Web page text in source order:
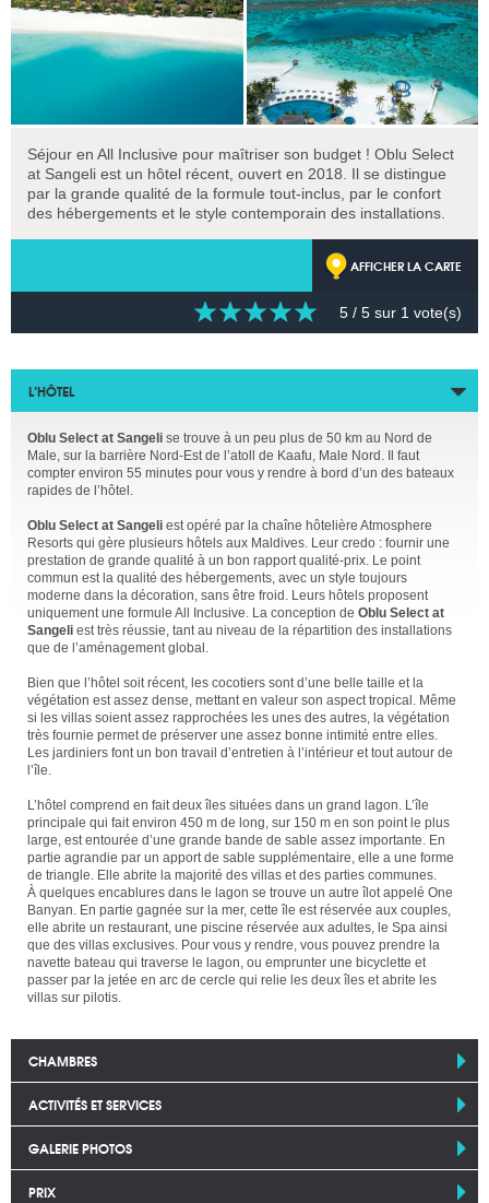
Séjour en All Inclusive pour maîtriser son budget ! Oblu Select
at Sangeli est un hôtel récent, ouvert en 2018. Il se distingue
par la grande qualité de la formule tout-inclus, par le confort
des hébergements et le style contemporain des installations.
AFFICHER LA CARTE
5 / 5 sur 1 vote(s)
L’HÔTEL
Oblu Select at Sangeli se trouve à un peu plus de 50 km au Nord de
Male, sur la barrière Nord-Est de l’atoll de Kaafu, Male Nord. Il faut
compter environ 55 minutes pour vous y rendre à bord d’un des bateaux
rapides de l’hôtel.
Oblu Select at Sangeli est opéré par la chaîne hôtelière Atmosphere
Resorts qui gère plusieurs hôtels aux Maldives. Leur credo : fournir une
prestation de grande qualité à un bon rapport qualité-prix. Le point
commun est la qualité des hébergements, avec un style toujours
moderne dans la décoration, sans être froid. Leurs hôtels proposent
uniquement une formule All Inclusive. La conception de Oblu Select at
Sangeli est très réussie, tant au niveau de la répartition des installations
que de l’aménagement global.
Bien que l’hôtel soit récent, les cocotiers sont d’une belle taille et la
végétation est assez dense, mettant en valeur son aspect tropical. Même
si les villas soient assez rapprochées les unes des autres, la végétation
très fournie permet de préserver une assez bonne intimité entre elles.
Les jardiniers font un bon travail d’entretien à l’intérieur et tout autour de
l’île.
L’hôtel comprend en fait deux îles situées dans un grand lagon. L’île
principale qui fait environ 450 m de long, sur 150 m en son point le plus
large, est entourée d’une grande bande de sable assez importante. En
partie agrandie par un apport de sable supplémentaire, elle a une forme
de triangle. Elle abrite la majorité des villas et des parties communes.
À quelques encablures dans le lagon se trouve un autre îlot appelé One
Banyan. En partie gagnée sur la mer, cette île est réservée aux couples,
elle abrite un restaurant, une piscine réservée aux adultes, le Spa ainsi
que des villas exclusives. Pour vous y rendre, vous pouvez prendre la
navette bateau qui traverse le lagon, ou emprunter une bicyclette et
passer par la jetée en arc de cercle qui relie les deux îles et abrite les
villas sur pilotis.
CHAMBRES
ACTIVITÉS ET SERVICES
GALERIE PHOTOS
PRIX